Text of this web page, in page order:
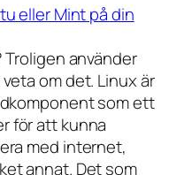
eller Mint på din
Troligen använder
om det. Linux är
som ett
för att kunna
med internet,
annat. Det som